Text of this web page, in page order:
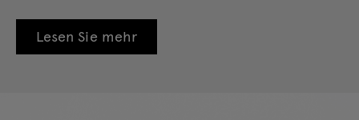
Lesen Sie mehr